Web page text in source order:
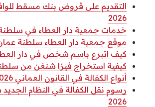
التقديم على قروض بنك مسقط
2026
خدمات جمعية دار العطاء في
موقع جمعية دار العطاء سلطنة
كيف اتبرع باسم شخص في دار
كيفية استخراج فيزا شنغن من سلطنة
أنواع الكفالة في القانون العماني 2026
رسوم نقل الكفالة في النظام
2026